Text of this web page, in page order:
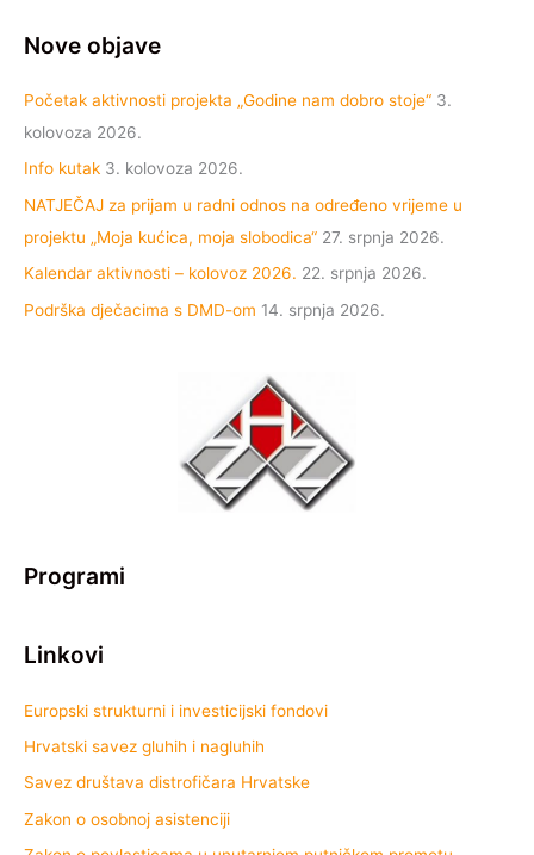
Nove objave
Početak aktivnosti projekta „Godine nam dobro stoje“ 3.
kolovoza 2026.
Info kutak 3. kolovoza 2026.
NATJEČAJ za prijam u radni odnos na određeno vrijeme u
projektu „Moja kućica, moja slobodica“ 27. srpnja 2026.
Kalendar aktivnosti – kolovoz 2026. 22. srpnja 2026.
Podrška dječacima s DMD-om 14. srpnja 2026.
Programi
Linkovi
Europski strukturni i investicijski fondovi
Hrvatski savez gluhih i nagluhih
Savez društava distrofičara Hrvatske
Zakon o osobnoj asistenciji